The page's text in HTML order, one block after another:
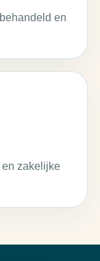
en
zakelijke